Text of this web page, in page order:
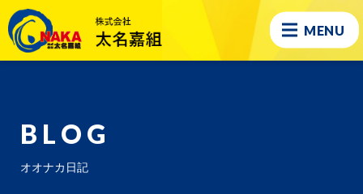
MENU
BLOG
オオナカ日記